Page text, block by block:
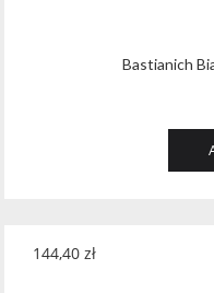
Bastianich
144,40 zł